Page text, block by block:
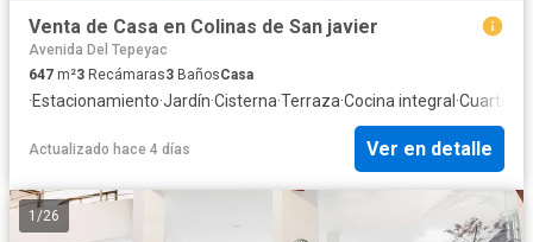
Venta de Casa en Colinas de San javier
Avenida Del Tepeyac
647 m²3 Recámaras3 BañosCasa
·Estacionamiento·Jardín·Cisterna·Terraza·Cocina integral ·Cuarto
Actualizado hace 4 días Ver en detalle
1 /26